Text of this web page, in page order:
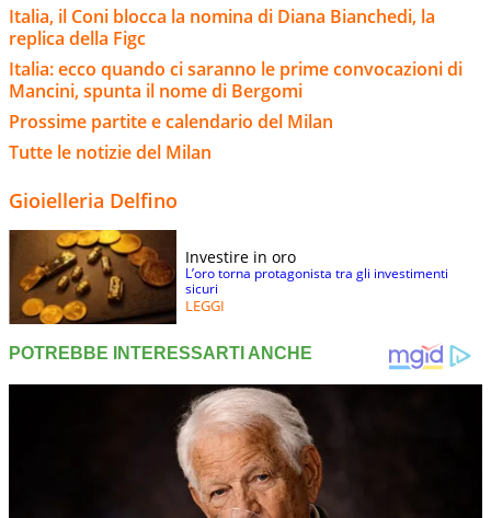
Italia, il Coni blocca la nomina di Diana Bianchedi, la
replica della Figc
Italia: ecco quando ci saranno le prime convocazioni di
Mancini, spunta il nome di Bergomi
Prossime partite e calendario del Milan
Tutte le notizie del Milan
Gioielleria Delfino
Investire in oro
L’oro torna protagonista tra gli investimenti
sicuri
LEGGI